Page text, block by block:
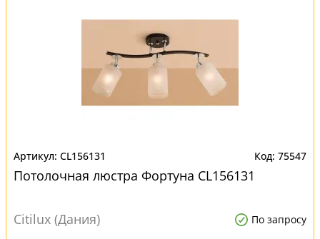
CL156131 75547
Потолочная люстра Фортуна CL156131
Citilux (Дания) По запросу